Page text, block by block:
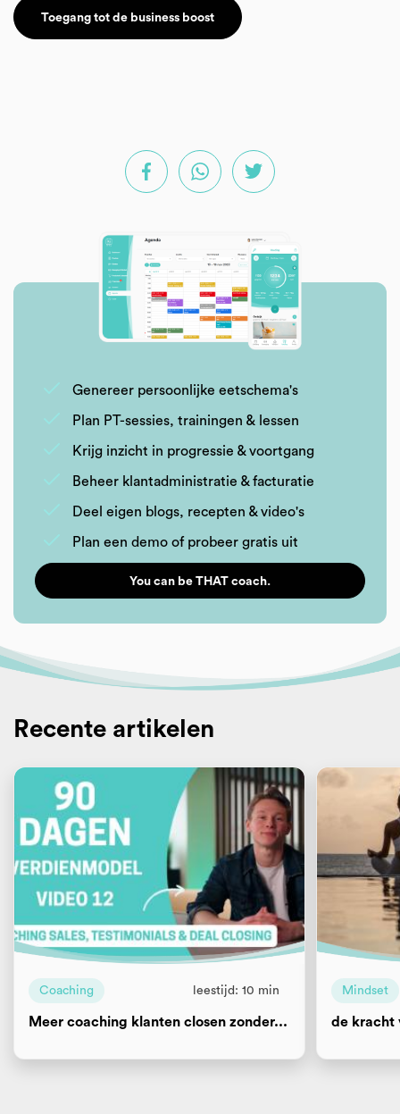
Toegang tot de business boost
Genereer persoonlijke eetschema's
Plan PT-sessies, trainingen & lessen
Krijg inzicht in progressie & voortgang
Beheer klantadministratie & facturatie
Deel eigen blogs, recepten & video's
Plan een demo of probeer gratis uit
You can be THAT coach.
Recente artikelen
Coaching leestijd: 10 min
Meer coaching klanten closen zonder...
Mindset
de kracht